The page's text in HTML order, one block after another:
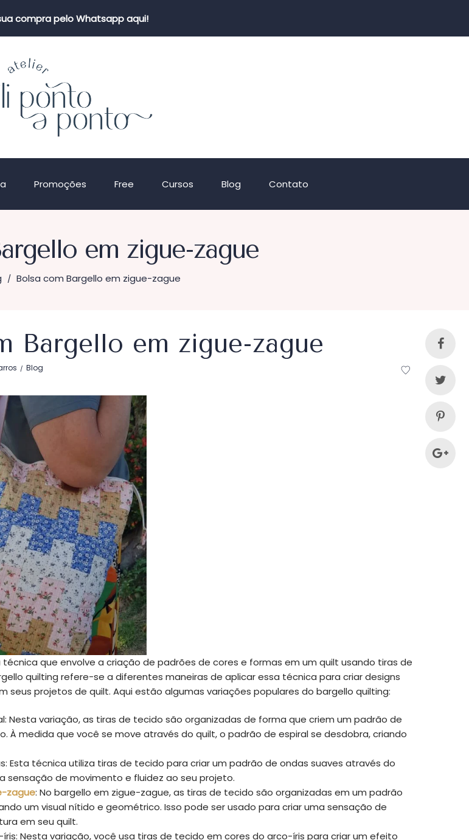
compra pelo Whatsapp aqui!
Promoções Free Cursos Blog Contato
em zigue-zague
/ Bolsa com Bargello em zigue-zague
Bargello em zigue-zague
Postado
Blog
técnica que envolve a criação de padrões de cores e formas em um quilt usando tiras de
quilting refere-se a diferentes maneiras de aplicar essa técnica para criar designs
seus projetos de quilt. Aqui estão algumas variações populares do bargello quilting:
Nesta variação, as tiras de tecido são organizadas de forma que criem um padrão de
À medida que você se move através do quilt, o padrão de espiral se desdobra, criando
Esta técnica utiliza tiras de tecido para criar um padrão de ondas suaves através do
sensação de movimento e fluidez ao seu projeto.
zague: No bargello em zigue-zague, as tiras de tecido são organizadas em um padrão
um visual nítido e geométrico. Isso pode ser usado para criar uma sensação de
em seu quilt.
Nesta variação, você usa tiras de tecido em cores do arco-íris para criar um efeito